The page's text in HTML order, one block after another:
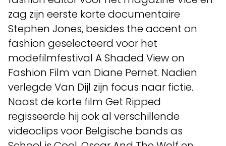
zag zijn eerste korte documentaire
Stephen Jones, besides the accent on
fashion geselecteerd voor het
modefilmfestival A Shaded View on
Fashion Film van Diane Pernet. Nadien
verlegde Van Dijl zijn focus naar fictie.
Naast de korte film Get Ripped
regisseerde hij ook al verschillende
videoclips voor Belgische bands as